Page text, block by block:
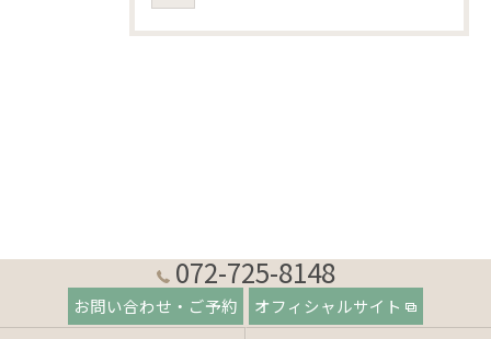
072-725-8148
お問い合わせ・ご予約 オフィシャルサイト